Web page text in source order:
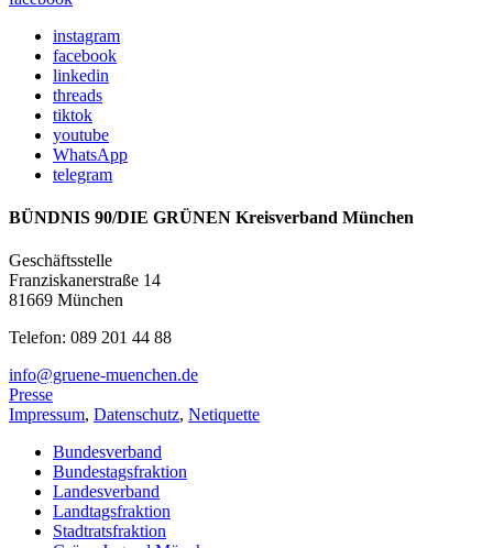
instagram
facebook
linkedin
threads
tiktok
youtube
WhatsApp
telegram
BÜNDNIS 90/DIE GRÜNEN Kreisverband München
Geschäftsstelle
Franziskanerstraße 14
81669 München
Telefon: 089 201 44 88
info@gruene-muenchen.de
Presse
Impressum, Datenschutz, Netiquette
Bundesverband
Bundestagsfraktion
Landesverband
Landtagsfraktion
Stadtratsfraktion